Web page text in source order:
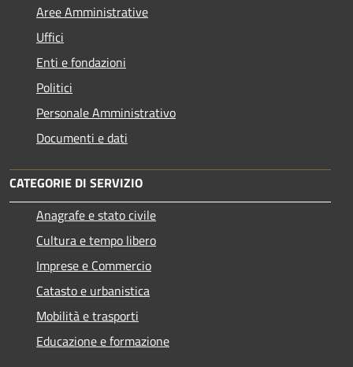
Aree Amministrative
Uffici
Enti e fondazioni
Politici
Personale Amministrativo
Documenti e dati
CATEGORIE DI SERVIZIO
Anagrafe e stato civile
Cultura e tempo libero
Imprese e Commercio
Catasto e urbanistica
Mobilità e trasporti
Educazione e formazione